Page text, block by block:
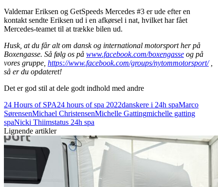
Valdemar Eriksen og GetSpeeds Mercedes #3 er ude efter en
kontakt sendte Eriksen ud i en afkørsel i nat, hvilket har fået
Mercedes-teamet til at trække bilen ud.
Husk, at du får alt om dansk og international motorsport her på
Boxengasse. Så følg os på www.facebook.com/boxengasse og på
vores gruppe, https://www.facebook.com/groups/nytommotorsport/,
så er du opdateret!
Det er god stil at dele godt indhold med andre
24 Hours of SPA24 hours of spa 2022danskere i 24h spaMarco
SørensenMichael ChristensenMichelle Gattingmichelle gatting
spaNicki Thiimstatus 24h spa
Lignende artikler